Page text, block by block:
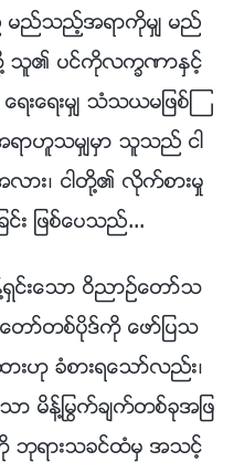
ည္သည့္အရာကိုမွ် မည္
သူ၏ ပင္ကိုလကၡဏာႏွင့္
ေရးမွ် သံသယမျဖစ္ၾ
ရာဟူသမွ်မွာ သူသည္ ငါ
၊ ငါတို႔၏ လိုက္စားမႈ
း ျဖစ္ေပသည္...
င္းေသာ ဝိညာဥ္ေတာ္သ
ာ္တစ္ပိုဒ္ကို ေဖာ္ျပသ
းဟု ခံစားရေသာ္လည္း၊
မိန္႔ႁမြက္ခ်က္တစ္ခုအျဖ
ကို ဘုရားသခင္ထံမွ အသင့္